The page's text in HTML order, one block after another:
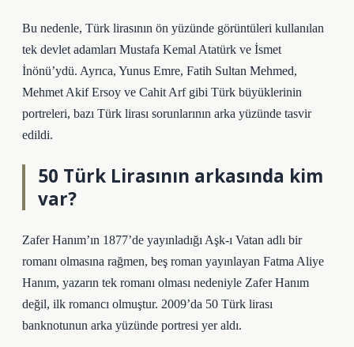
Bu nedenle, Türk lirasının ön yüzünde görüntüleri kullanılan
tek devlet adamları Mustafa Kemal Atatürk ve İsmet
İnönü’ydü. Ayrıca, Yunus Emre, Fatih Sultan Mehmed,
Mehmet Akif Ersoy ve Cahit Arf gibi Türk büyüklerinin
portreleri, bazı Türk lirası sorunlarının arka yüzünde tasvir
edildi.
50 Türk Lirasının arkasında kim
var?
Zafer Hanım’ın 1877’de yayınladığı Aşk-ı Vatan adlı bir
romanı olmasına rağmen, beş roman yayınlayan Fatma Aliye
Hanım, yazarın tek romanı olması nedeniyle Zafer Hanım
değil, ilk romancı olmuştur. 2009’da 50 Türk lirası
banknotunun arka yüzünde portresi yer aldı.